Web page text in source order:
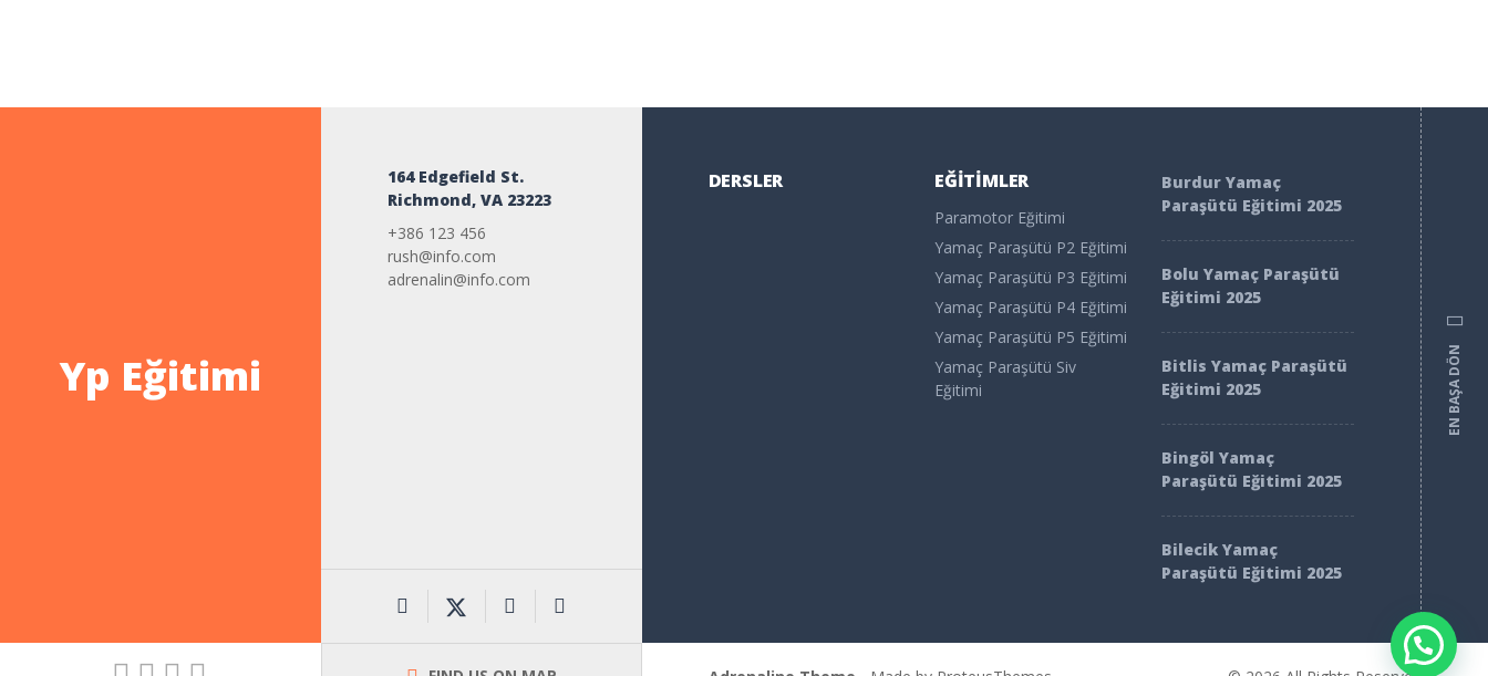
Yp Eğitimi
164 Edgefield St.
Richmond, VA 23223
+386 123 456
rush@info.com
adrenalin@info.com
DERSLER EĞITIMLER
Paramotor Eğitimi
Yamaç Paraşütü P2 Eğitimi
Yamaç Paraşütü P3 Eğitimi
Yamaç Paraşütü P4 Eğitimi
Yamaç Paraşütü P5 Eğitimi
Yamaç Paraşütü Siv
Eğitimi
Burdur Yamaç
Paraşütü Eğitimi 2025
Bolu Yamaç Paraşütü
Eğitimi 2025
Bitlis Yamaç Paraşütü
Eğitimi 2025
Bingöl Yamaç
Paraşütü Eğitimi 2025
Bilecik Yamaç
Paraşütü Eğitimi 2025
EN BAŞA DÖN